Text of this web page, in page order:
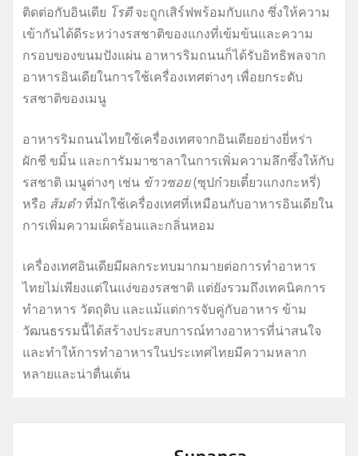
ติดต่อกับอินเดีย โรตีจะถูกเสิร์ฟพร้อมกับแกง ซึ่งให้ความ
เข้ากันได้ดีระหว่างรสชาติของแกงที่เข้มข้นและความ
กรอบของขนมปังแผ่น อาหารริมถนนก็ได้รับอิทธิพลจาก
อาหารอินเดียในการใช้เครื่องเทศต่างๆ เพื่อยกระดับ
รสชาติของเมนู
อาหารริมถนนไทยใช้เครื่องเทศจากอินเดียอย่างยี่หร่า
ผักชี ขมิ้น และการัมมาซาลาในการเพิ่มความลึกซึ้งให้กับ
รสชาติ เมนูต่างๆ เช่น ข้าวซอย(ซุปก๋วยเตี๋ยวแกงกะหรี่)
หรือ ส้มตำที่มักใช้เครื่องเทศที่เหมือนกับอาหารอินเดียใน
การเพิ่มความเผ็ดร้อนและกลิ่นหอม
เครื่องเทศอินเดียมีผลกระทบมากมายต่อการทำอาหาร
ไทยไม่เพียงแต่ในแง่ของรสชาติ แต่ยังรวมถึงเทคนิคการ
ทำอาหาร วัตถุดิบ และแม้แต่การจับคู่กับอาหาร ข้าม
วัฒนธรรมนี้ได้สร้างประสบการณ์ทางอาหารที่น่าสนใจ
และทำให้การทำอาหารในประเทศไทยมีความหลาก
หลายและน่าตื่นเต้น